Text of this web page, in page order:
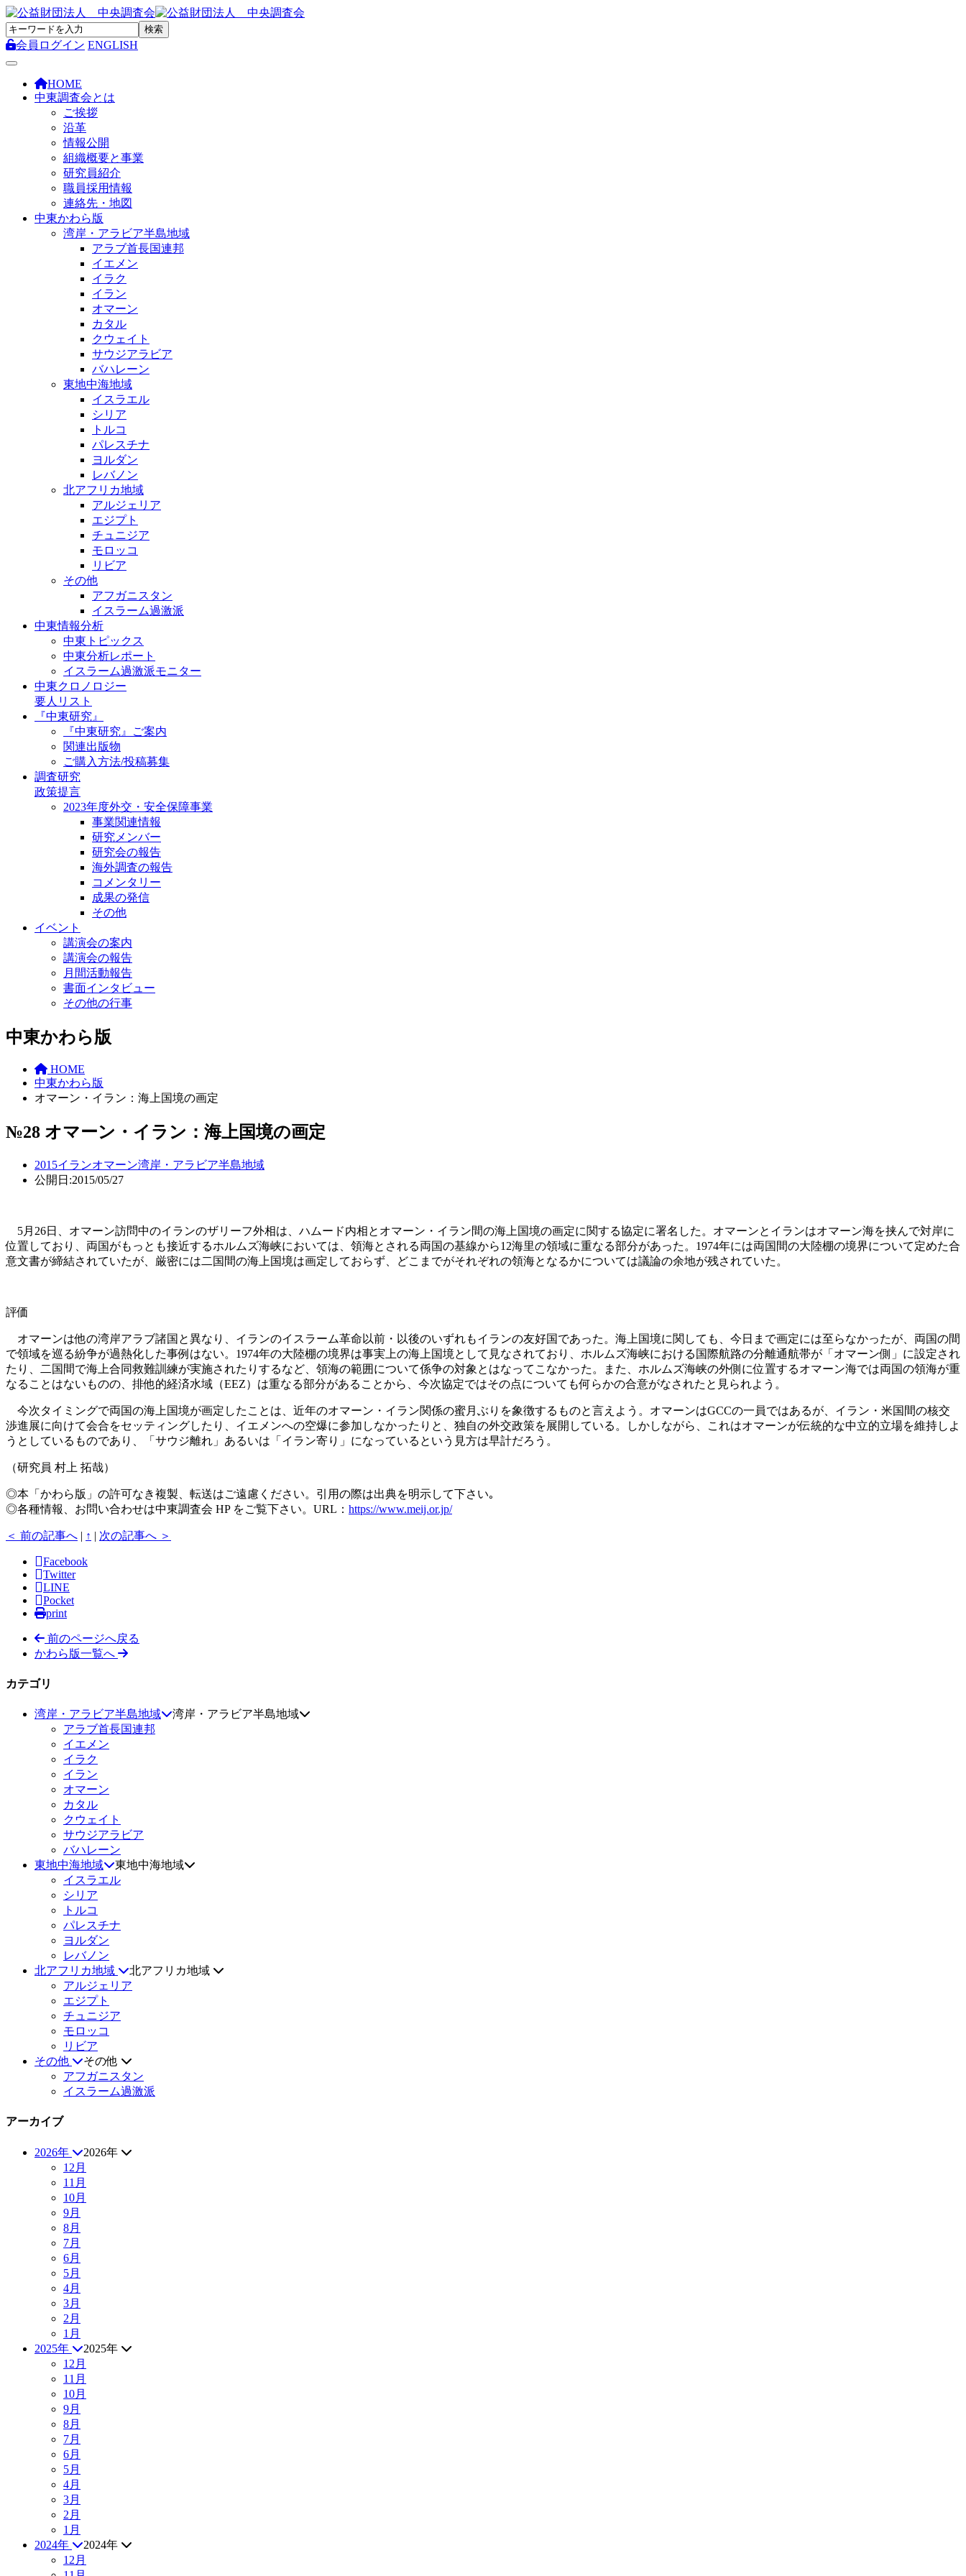
会員ログイン ENGLISH
Toggle navigation
HOME
中東調査会とは
ご挨拶
沿革
情報公開
組織概要と事業
研究員紹介
職員採用情報
連絡先・地図
中東かわら版
湾岸・アラビア半島地域
アラブ首長国連邦
イエメン
イラク
イラン
オマーン
カタル
クウェイト
サウジアラビア
バハレーン
東地中海地域
イスラエル
シリア
トルコ
パレスチナ
ヨルダン
レバノン
北アフリカ地域
アルジェリア
エジプト
チュニジア
モロッコ
リビア
その他
アフガニスタン
イスラーム過激派
中東情報分析
中東トピックス
中東分析レポート
イスラーム過激派モニター
中東クロノロジー
要人リスト
『中東研究』
『中東研究』ご案内
関連出版物
ご購入方法/投稿募集
調査研究
政策提言
2023年度外交・安全保障事業
事業関連情報
研究メンバー
研究会の報告
海外調査の報告
コメンタリー
成果の発信
その他
イベント
講演会の案内
講演会の報告
月間活動報告
書面インタビュー
その他の行事
中東かわら版
HOME
中東かわら版
オマーン・イラン：海上国境の画定
№28 オマーン・イラン：海上国境の画定
2015イランオマーン湾岸・アラビア半島地域
公開日:2015/05/27
5月26日、オマーン訪問中のイランのザリーフ外相は、ハムード内相とオマーン・イラン間の海上国境の画定に関する協定に署名した。オマーンとイランはオマーン海を挟んで対岸に
位置しており、両国がもっとも接近するホルムズ海峡においては、領海とされる両国の基線から12海里の領域に重なる部分があった。1974年には両国間の大陸棚の境界について定めた合
意文書が締結されていたが、厳密には二国間の海上国境は画定しておらず、どこまでがそれぞれの領海となるかについては議論の余地が残されていた。
評価
オマーンは他の湾岸アラブ諸国と異なり、イランのイスラーム革命以前・以後のいずれもイランの友好国であった。海上国境に関しても、今日まで画定には至らなかったが、両国の間
で領域を巡る紛争が過熱化した事例はない。1974年の大陸棚の境界は事実上の海上国境として見なされており、ホルムズ海峡における国際航路の分離通航帯が「オマーン側」に設定され
たり、二国間で海上合同救難訓練が実施されたりするなど、領海の範囲について係争の対象とはなってこなかった。また、ホルムズ海峡の外側に位置するオマーン海では両国の領海が重
なることはないものの、排他的経済水域（EEZ）は重なる部分があることから、今次協定ではその点についても何らかの合意がなされたと見られよう。
今次タイミングで両国の海上国境が画定したことは、近年のオマーン・イラン関係の蜜月ぶりを象徴するものと言えよう。オマーンはGCCの一員ではあるが、イラン・米国間の核交
渉進展に向けて会合をセッティングしたり、イエメンへの空爆に参加しなかったりと、独自の外交政策を展開している。しかしながら、これはオマーンが伝統的な中立的立場を維持しよ
うとしているものであり、「サウジ離れ」あるいは「イラン寄り」になっているという見方は早計だろう。
（研究員 村上 拓哉）
◎本「かわら版」の許可なき複製、転送はご遠慮ください。引用の際は出典を明示して下さい｡
◎各種情報、お問い合わせは中東調査会 HP をご覧下さい。URL： https://www.meij.or.jp/
＜ 前の記事へ | ↑ | 次の記事へ ＞
Facebook
Twitter
LINE
Pocket
print
前のページへ戻る
かわら版一覧へ
カテゴリ
湾岸・アラビア半島地域
湾岸・アラビア半島地域
アラブ首長国連邦
イエメン
イラク
イラン
オマーン
カタル
クウェイト
サウジアラビア
バハレーン
東地中海地域
東地中海地域
イスラエル
シリア
トルコ
パレスチナ
ヨルダン
レバノン
北アフリカ地域
北アフリカ地域
アルジェリア
エジプト
チュニジア
モロッコ
リビア
その他
その他
アフガニスタン
イスラーム過激派
アーカイブ
2026年
2026年
12月
11月
10月
9月
8月
7月
6月
5月
4月
3月
2月
1月
2025年
2025年
12月
11月
10月
9月
8月
7月
6月
5月
4月
3月
2月
1月
2024年
2024年
12月